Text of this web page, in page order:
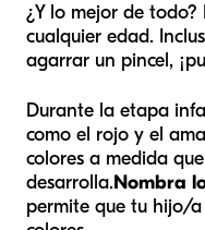
¿Y lo mejor de
cualquier edad.
agarrar un pincel,
Durante la etapa
como el rojo y el
colores a medida
desarrolla.Nombra
permite que tu hijo/